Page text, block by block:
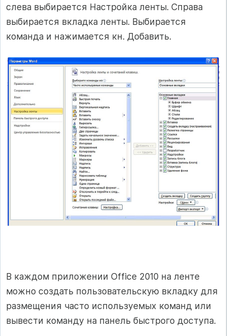
слева выбирается Настройка ленты. Справа
выбирается вкладка ленты. Выбирается
команда и нажимается кн. Добавить.
В каждом приложении Office 2010 на ленте
можно создать пользовательскую вкладку для
размещения часто используемых команд или
вывести команду на панель быстрого доступа.